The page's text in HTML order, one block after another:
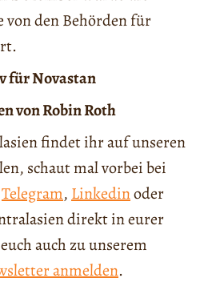
von den Behörden für
für Novastan
von Robin Roth
findet ihr auf unseren
schaut mal vorbei bei
Telegram, Linkedinoder
direkt in eurer
auch zu unserem
anmelden.